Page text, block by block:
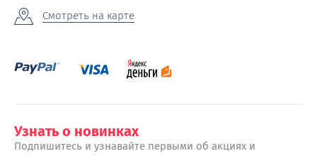
Смотреть на карте
Узнать о новинках
Подпишитесь и узнавайте первыми об акциях и